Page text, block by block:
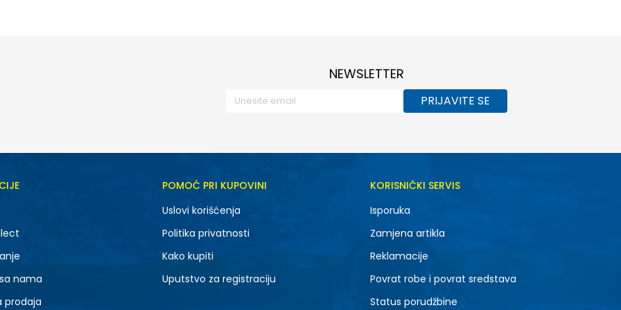
NEWSLETTER
PRIJAVITE SE
nama
prodaja
POMOĆ PRI KUPOVINI
Uslovi korišćenja
Politika privatnosti
Kako kupiti
Uputstvo za registraciju
KORISNIČKI SERVIS
Isporuka
Zamjena artikla
Reklamacije
Povrat robe i povrat sredstava
Status porudžbine